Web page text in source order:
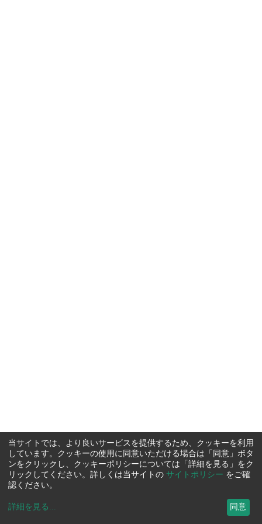
当サイトでは、より良いサービスを提供するため、クッキーを利用
しています。クッキーの使用に同意いただける場合は「同意」ボタ
ンをクリックし、クッキーポリシーについては「詳細を見る」をク
リックしてください。詳しくは当サイトの サイトポリシー をご確
認ください。
詳細を見る ... 同意